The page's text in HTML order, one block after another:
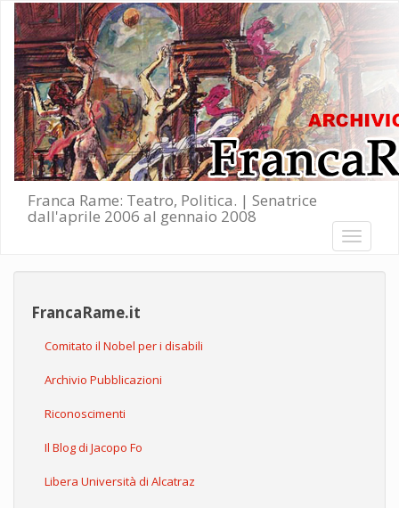
Salta al contenuto principale
Franca Rame: Teatro, Politica. | Senatrice
dall'aprile 2006 al gennaio 2008
Toggle
FrancaRame.it
Comitato il Nobel per i disabili
Archivio Pubblicazioni
Riconoscimenti
Il Blog di Jacopo Fo
Libera Università di Alcatraz